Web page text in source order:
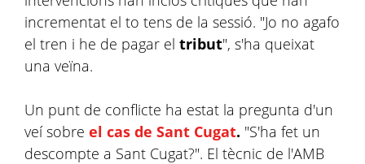
incrementat el to tens de la sessió. "Jo no agafo
el tren i he de pagar el tribut", s'ha queixat
una veïna.
Un punt de conflicte ha estat la pregunta d'un
veí sobre el cas de Sant Cugat. "S'ha fet un
descompte a Sant Cugat?". El tècnic de l'AMB